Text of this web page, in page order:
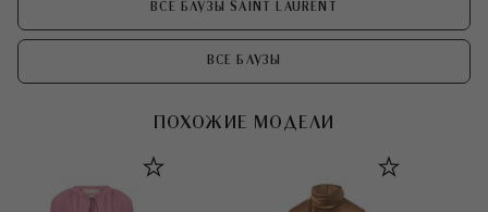
ВСЕ БЛУЗЫ SAINT LAURENT
ВСЕ БЛУЗЫ
ПОХОЖИЕ МОДЕЛИ